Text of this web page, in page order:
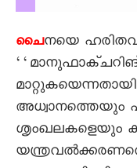
ചൈനയെ
അധ്വാനത്തെയും
ശൃംഖലകളെയും